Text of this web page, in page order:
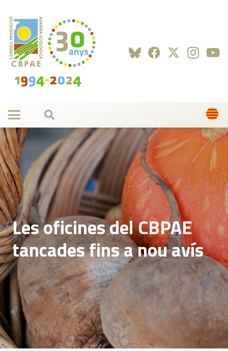
Les oficines del CBPAE
tancades fins a nou avís